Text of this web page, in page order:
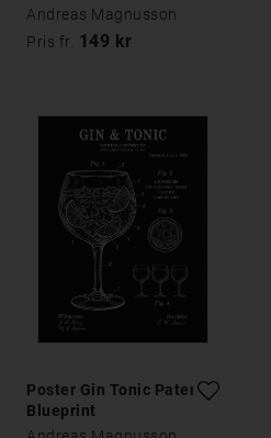
Andreas Magnusson
Pris fr. 149 kr
Poster Gin Tonic Patent
Blueprint